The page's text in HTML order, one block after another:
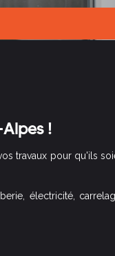
!
travaux pour qu'ils
électricité,